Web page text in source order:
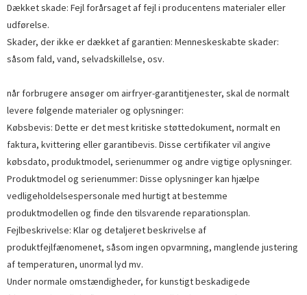
Dækket skade: Fejl forårsaget af fejl i producentens materialer eller
udførelse.
Skader, der ikke er dækket af garantien: Menneskeskabte skader:
såsom fald, vand, selvadskillelse, osv.
når forbrugere ansøger om airfryer-garantitjenester, skal de normalt
levere følgende materialer og oplysninger:
Købsbevis: Dette er det mest kritiske støttedokument, normalt en
faktura, kvittering eller garantibevis. Disse certifikater vil angive
købsdato, produktmodel, serienummer og andre vigtige oplysninger.
Produktmodel og serienummer: Disse oplysninger kan hjælpe
vedligeholdelsespersonale med hurtigt at bestemme
produktmodellen og finde den tilsvarende reparationsplan.
Fejlbeskrivelse: Klar og detaljeret beskrivelse af
produktfejlfænomenet, såsom ingen opvarmning, manglende justering
af temperaturen, unormal lyd mv.
Under normale omstændigheder, for kunstigt beskadigede